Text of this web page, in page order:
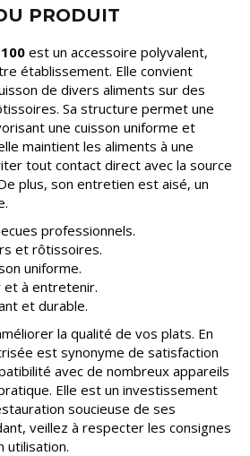
PRODUIT
est un accessoire polyvalent,
établissement. Elle convient
de divers aliments sur des
Sa structure permet une
une cuisson uniforme et
maintient les aliments à une
tout contact direct avec la source
plus, son entretien est aisé, un
professionnels.
et rôtissoires.
uniforme.
et à entretenir.
et durable.
la qualité de vos plats. En
est synonyme de satisfaction
avec de nombreux appareils
Elle est un investissement
soucieuse de ses
veillez à respecter les consignes
utilisation.